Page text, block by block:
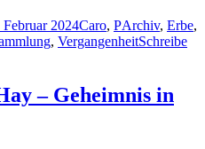
Februar 2024Caro, PArchiv, Erbe,
, VergangenheitSchreibe
– Geheimnis in